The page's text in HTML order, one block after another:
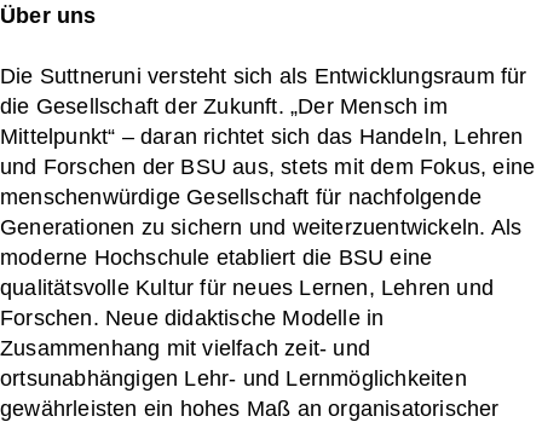
Über uns
Die Suttneruni versteht sich als Entwicklungsraum für
die Gesellschaft der Zukunft. „Der Mensch im
Mittelpunkt“ – daran richtet sich das Handeln, Lehren
und Forschen der BSU aus, stets mit dem Fokus, eine
menschenwürdige Gesellschaft für nachfolgende
Generationen zu sichern und weiterzuentwickeln. Als
moderne Hochschule etabliert die BSU eine
qualitätsvolle Kultur für neues Lernen, Lehren und
Forschen. Neue didaktische Modelle in
Zusammenhang mit vielfach zeit- und
ortsunabhängigen Lehr- und Lernmöglichkeiten
gewährleisten ein hohes Maß an organisatorischer